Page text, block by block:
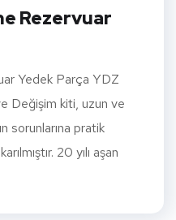
Rezervuar
Yedek Parça YDZ
Değişim kiti, uzun ve
sorunlarına pratik
20 yılı aşan